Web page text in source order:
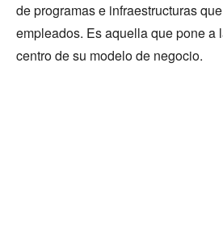
de programas e infraestructuras
empleados. Es aquella que pone a
centro de su modelo de negocio.